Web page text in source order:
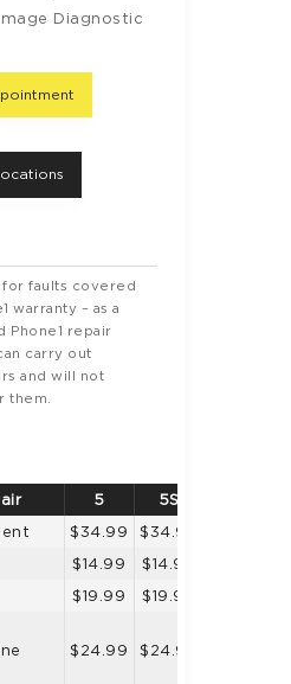
Diagnostic
for faults covered
warranty – as a
Phone1 repair
carry out
and will not
them.
5 5S
$34.99 $34.99
$14.99 $14.99
$19.99 $19.99
$24.99 $24.99